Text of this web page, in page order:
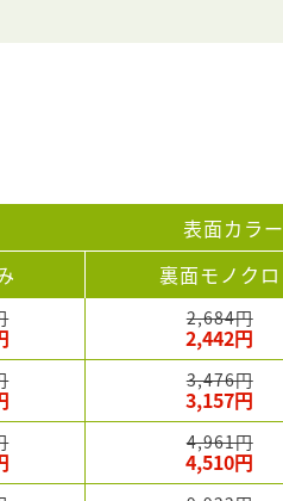
表面カラー
裏面モノクロ
2,684円
2,442円
3,476円
3,157円
4,961円
4,510円